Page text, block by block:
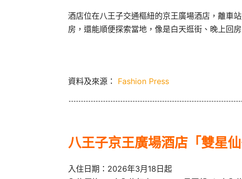
酒店位在八王子交通樞紐的京王廣場酒店，離車
房，還能順便探索當地，像是白天逛街、晚上回
資料及來源： Fashion Press
八王子京王廣場酒店「雙星
入住日期：2026年3月18日起